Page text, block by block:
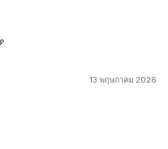
13 พฤษภาคม 2026